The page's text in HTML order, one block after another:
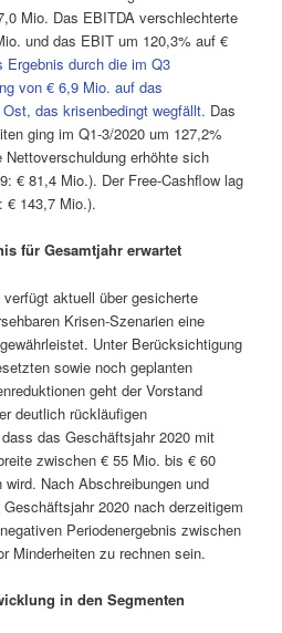
Mio. Das EBITDA verschlechterte
und das EBIT um 120,3% auf €
Ergebnis durch die im Q3
von € 6,9 Mio. auf das
das krisenbedingt wegfällt. Das
ging im Q1-3/2020 um 127,2%
erhöhte sich
€ 81,4 Mio.). Der Free-Cashflow lag
€ 143,7 Mio.).
für Gesamtjahr erwartet
aktuell über gesicherte
Krisen-Szenarien eine
Unter Berücksichtigung
sowie noch geplanten
geht der Vorstand
deutlich rückläufigen
das Geschäftsjahr 2020 mit
zwischen € 55 Mio. bis € 60
Nach Abschreibungen und
2020 nach derzeitigem
Periodenergebnis zwischen
Minderheiten zu rechnen sein.
in den Segmenten